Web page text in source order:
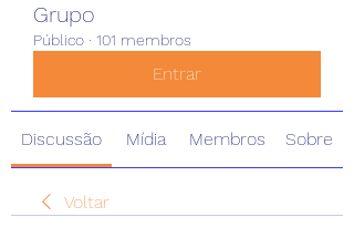
Grupo
Público · 101 membros
Entrar
Discussão Mídia Membros Sobre
Voltar